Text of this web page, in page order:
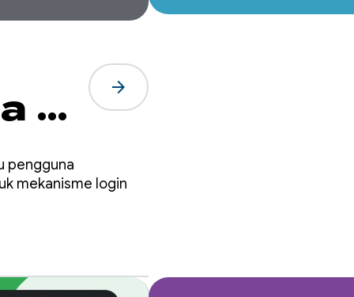
ke
arrow_forward
pengguna
mekanisme login